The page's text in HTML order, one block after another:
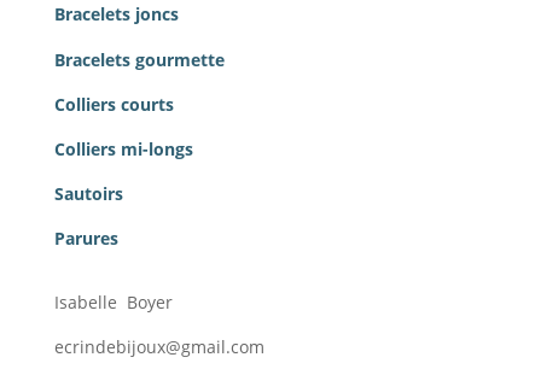
Bracelets joncs
Bracelets gourmette
Colliers courts
Colliers mi-longs
Sautoirs
Parures
Isabelle Boyer
ecrindebijoux@gmail.com